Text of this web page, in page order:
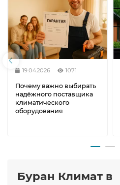
19.04.2026 1071
Почему важно выбирать
надёжного поставщика
климатического
оборудования
Буран Климат в